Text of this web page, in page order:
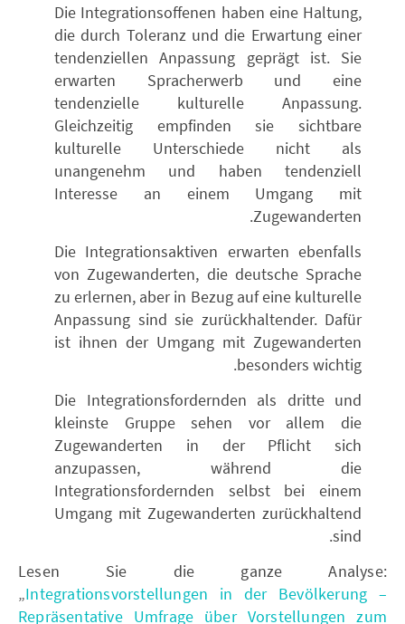
Die Integrationsoffenen haben eine Haltung,
die durch Toleranz und die Erwartung einer
tendenziellen Anpassung geprägt ist. Sie
erwarten Spracherwerb und eine
tendenzielle kulturelle Anpassung.
Gleichzeitig empfinden sie sichtbare
kulturelle Unterschiede nicht als
unangenehm und haben tendenziell
Interesse an einem Umgang mit
Zugewanderten.
Die Integrationsaktiven erwarten ebenfalls
von Zugewanderten, die deutsche Sprache
zu erlernen, aber in Bezug auf eine kulturelle
Anpassung sind sie zurückhaltender. Dafür
ist ihnen der Umgang mit Zugewanderten
besonders wichtig.
Die Integrationsfordernden als dritte und
kleinste Gruppe sehen vor allem die
Zugewanderten in der Pflicht sich
anzupassen, während die
Integrationsfordernden selbst bei einem
Umgang mit Zugewanderten zurückhaltend
sind.
Lesen Sie die ganze Analyse:
„Integrationsvorstellungen in der Bevölkerung –
Repräsentative Umfrage über Vorstellungen zum